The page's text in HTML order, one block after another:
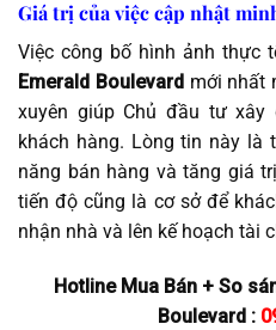
Giá trị của việc cập nhật
Việc công bố hình ảnh thực
Emerald Boulevard mới nhất
xuyên giúp Chủ đầu tư
khách hàng. Lòng tin này là
năng bán hàng và tăng giá
tiến độ cũng là cơ sở để
nhận nhà và lên kế hoạch tài
Hotline Mua Bán + So
Boulevard :